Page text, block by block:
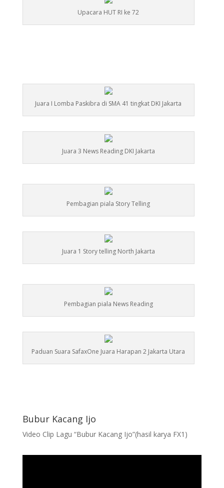
Upacara HUT RI ke 72
Juara I Lomba Paskibra di SMA 41 tingkat DKI Jakarta
Juara 3 News Reading DKI Jakarta
Pembagian piala Story Telling
Juara 1 Story telling North Jakarta
Pembagian piala News Reading
Paduan Suara SafaxOne Juara Harapan 2 Jakarta Utara
Bubur Kacang Ijo
Video Clip Lagu “Bubur Kacang Ijo”(hasil karya FX1)